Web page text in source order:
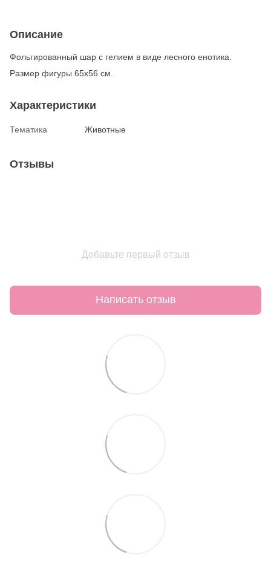
Описание
Фольгированный шар с гелием в виде лесного енотика.
Размер фигуры 65х56 см.
Характеристики
Тематика Животные
Отзывы
Добавьте первый отзыв
Написать отзыв